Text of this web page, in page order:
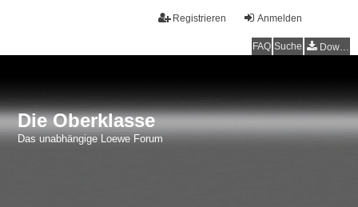
Anmelden
Registrieren
FAQ Suche Downloads
Die Oberklasse
Das unabhängige Loewe Forum